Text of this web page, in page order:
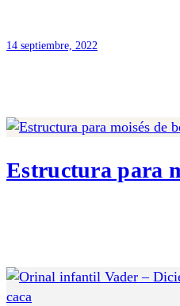
14 septiembre, 2022
Estructura para